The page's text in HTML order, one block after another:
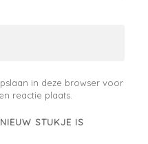
in deze browser voor
reactie plaats.
STUKJE IS